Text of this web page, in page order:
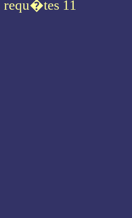
requ�tes 11